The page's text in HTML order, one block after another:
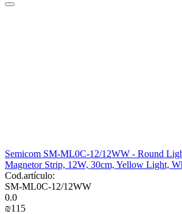
Semicom SM-ML0C-12/12WW - Round
Magnetor Strip, 12W, 30cm, Yellow Light,
Cod.artículo:
SM-ML0C-12/12WW
0.0
₪‍115‍